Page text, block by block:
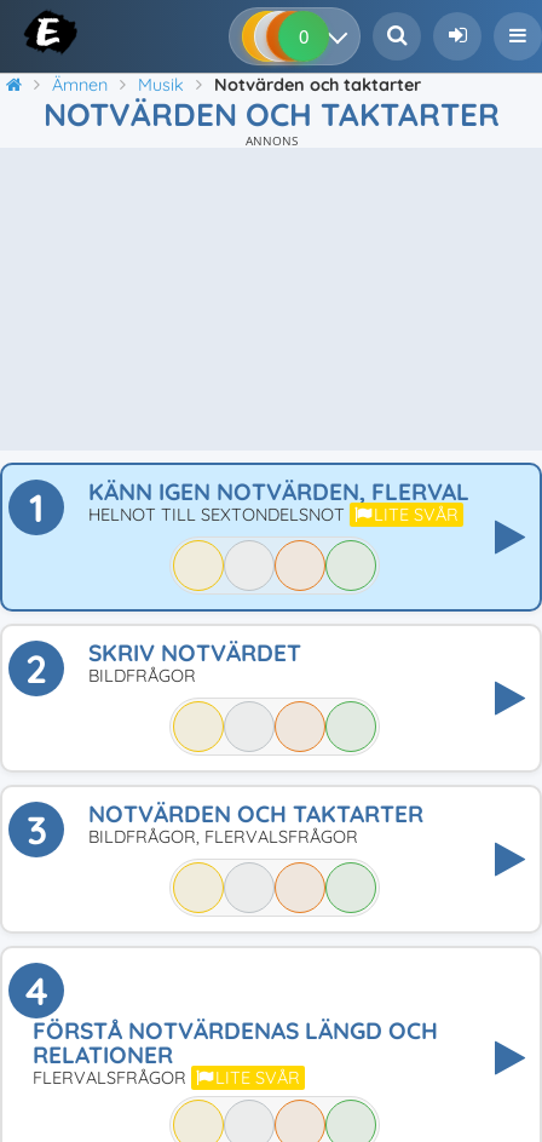
0 0 0
Ämnen Musik Notvärden och taktarter
NOTVÄRDEN OCH TAKTARTER
ANNONS
1 KÄNN IGEN NOTVÄRDEN, FLERVAL
HELNOT TILL SEXTONDELSNOT LITE SVÅR
2 SKRIV NOTVÄRDET
BILDFRÅGOR
3 NOTVÄRDEN OCH TAKTARTER
BILDFRÅGOR, FLERVALSFRÅGOR
4
FÖRSTÅ NOTVÄRDENAS LÄNGD OCH
RELATIONER
FLERVALSFRÅGOR LITE SVÅR